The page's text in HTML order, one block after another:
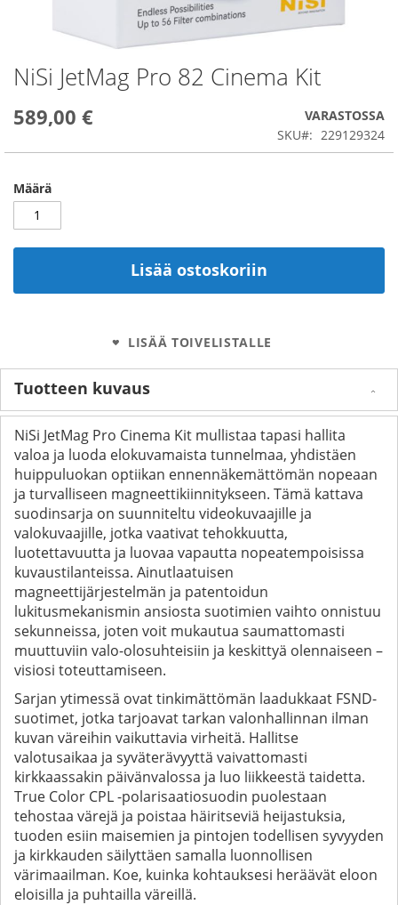
NiSi JetMag Pro 82 Cinema Kit
589,00 €
VARASTOSSA
SKU
229129324
Määrä
Lisää ostoskoriin
LISÄÄ TOIVELISTALLE
Skip
to
beginning
the
gallery
Tuotteen kuvaus
NiSi JetMag Pro Cinema Kit mullistaa tapasi hallita
valoa ja luoda elokuvamaista tunnelmaa, yhdistäen
huippuluokan optiikan ennennäkemättömän nopeaan
ja turvalliseen magneettikiinnitykseen. Tämä kattava
suodinsarja on suunniteltu videokuvaajille ja
valokuvaajille, jotka vaativat tehokkuutta,
luotettavuutta ja luovaa vapautta nopeatempoisissa
kuvaustilanteissa. Ainutlaatuisen
magneettijärjestelmän ja patentoidun
lukitusmekanismin ansiosta suotimien vaihto onnistuu
sekunneissa, joten voit mukautua saumattomasti
muuttuviin valo-olosuhteisiin ja keskittyä olennaiseen –
visiosi toteuttamiseen.
Sarjan ytimessä ovat tinkimättömän laadukkaat FSND-
suotimet, jotka tarjoavat tarkan valonhallinnan ilman
kuvan väreihin vaikuttavia virheitä. Hallitse
valotusaikaa ja syväterävyyttä vaivattomasti
kirkkaassakin päivänvalossa ja luo liikkeestä taidetta.
True Color CPL -polarisaatiosuodin puolestaan
tehostaa värejä ja poistaa häiritseviä heijastuksia,
tuoden esiin maisemien ja pintojen todellisen syvyyden
ja kirkkauden säilyttäen samalla luonnollisen
värimaailman. Koe, kuinka kohtauksesi heräävät eloon
eloisilla ja puhtailla väreillä.